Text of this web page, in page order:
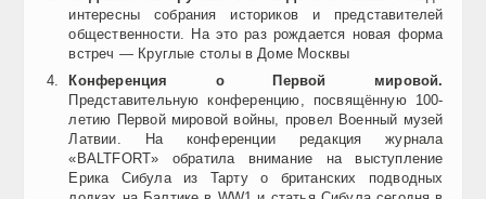
интересны собрания историков и представителей
общественности. На это раз рождается новая форма
встреч — Круглые столы в Доме Москвы
Конференция о Первой мировой.
Представительную конференцию, посвящённую 100-
летию Первой мировой войны, провел Военный музей
Латвии. На конференции редакция журнала
«BALTFORT» обратила внимание на выступление
Ерика Сибула из Тарту о британских подводных